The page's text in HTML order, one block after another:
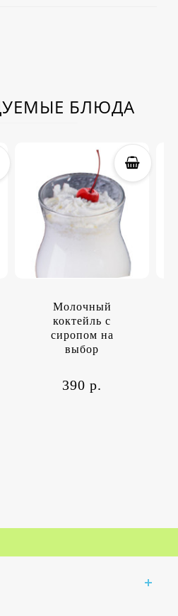
БЛЮДА
Молочный
коктейль с
сиропом на
выбор
390 р.